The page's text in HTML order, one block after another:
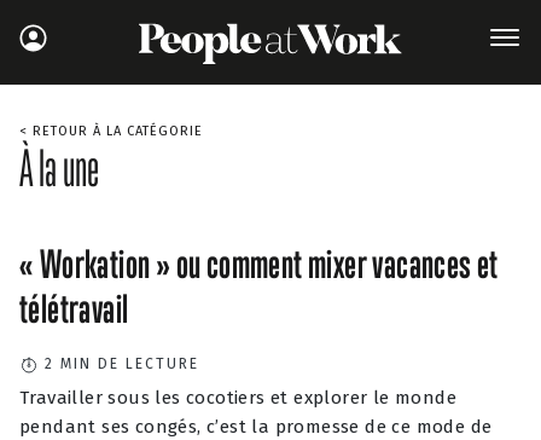
< RETOUR À LA CATÉGORIE
À la une
« Workation » ou comment mixer vacances et
télétravail
2 MIN DE LECTURE
Travailler sous les cocotiers et explorer le monde
pendant ses congés, c’est la promesse de ce mode de